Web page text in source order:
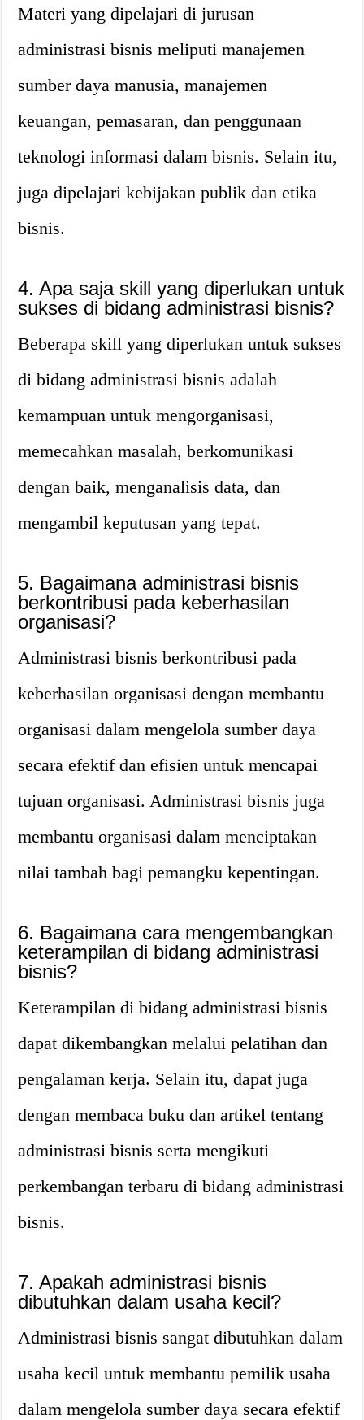
Materi yang dipelajari di jurusan
administrasi bisnis meliputi manajemen
sumber daya manusia, manajemen
keuangan, pemasaran, dan penggunaan
teknologi informasi dalam bisnis. Selain itu,
juga dipelajari kebijakan publik dan etika
bisnis.
4. Apa saja skill yang diperlukan untuk
sukses di bidang administrasi bisnis?
Beberapa skill yang diperlukan untuk sukses
di bidang administrasi bisnis adalah
kemampuan untuk mengorganisasi,
memecahkan masalah, berkomunikasi
dengan baik, menganalisis data, dan
mengambil keputusan yang tepat.
5. Bagaimana administrasi bisnis
berkontribusi pada keberhasilan
organisasi?
Administrasi bisnis berkontribusi pada
keberhasilan organisasi dengan membantu
organisasi dalam mengelola sumber daya
secara efektif dan efisien untuk mencapai
tujuan organisasi. Administrasi bisnis juga
membantu organisasi dalam menciptakan
nilai tambah bagi pemangku kepentingan.
6. Bagaimana cara mengembangkan
keterampilan di bidang administrasi
bisnis?
Keterampilan di bidang administrasi bisnis
dapat dikembangkan melalui pelatihan dan
pengalaman kerja. Selain itu, dapat juga
dengan membaca buku dan artikel tentang
administrasi bisnis serta mengikuti
perkembangan terbaru di bidang administrasi
bisnis.
7. Apakah administrasi bisnis
dibutuhkan dalam usaha kecil?
Administrasi bisnis sangat dibutuhkan dalam
usaha kecil untuk membantu pemilik usaha
dalam mengelola sumber daya secara efektif